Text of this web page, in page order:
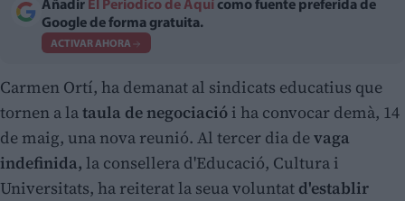
Candela, de STEV. Imágenes: Loli Benlloch
Añadir El Periodico de Aquí como fuente preferida de
Google de forma gratuita.
ACTIVAR AHORA
Carmen Ortí, ha demanat al sindicats educatius que
tornen a lataula de negociació i ha convocar demà, 14
de maig, una nova reunió. Al tercer dia devaga
indefinida, la consellera d'Educació, Cultura i
Universitats, ha reiterat la seua voluntat d'establir